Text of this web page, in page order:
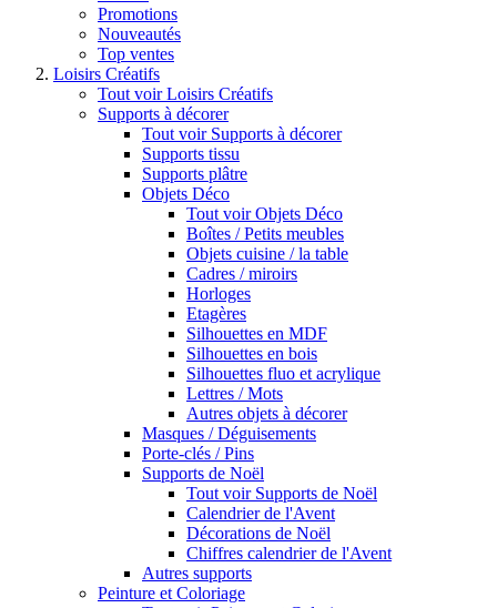
Promotions
Nouveautés
Top ventes
Loisirs Créatifs
Tout voir Loisirs Créatifs
Supports à décorer
Tout voir Supports à décorer
Supports tissu
Supports plâtre
Objets Déco
Tout voir Objets Déco
Boîtes / Petits meubles
Objets cuisine / la table
Cadres / miroirs
Horloges
Etagères
Silhouettes en MDF
Silhouettes en bois
Silhouettes fluo et acrylique
Lettres / Mots
Autres objets à décorer
Masques / Déguisements
Porte-clés / Pins
Supports de Noël
Tout voir Supports de Noël
Calendrier de l'Avent
Décorations de Noël
Chiffres calendrier de l'Avent
Autres supports
Peinture et Coloriage